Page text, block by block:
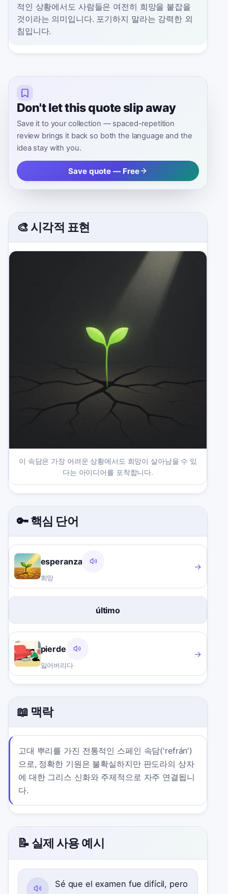
적인 상황에서도 사람들은 여전히 희망을 붙잡을
것이라는 의미입니다. 포기하지 말라는 강력한 외
침입니다.
Don't let this quote slip away
Save it to your collection — spaced-repetition
review brings it back so both the language and the
idea stay with you.
Save quote — Free
🎨 시각적 표현
이 속담은 가장 어려운 상황에서도 희망이 살아남을 수 있
다는 아이디어를 포착합니다.
🔑 핵심 단어
esperanza
희망
→
último
pierde
잃어버리다
→
📖 맥락
고대 뿌리를 가진 전통적인 스페인 속담('refrán')
으로, 정확한 기원은 불확실하지만 판도라의 상자
에 대한 그리스 신화와 주제적으로 자주 연결됩니
다.
📝 실제 사용 예시
Sé que el examen fue difícil, pero